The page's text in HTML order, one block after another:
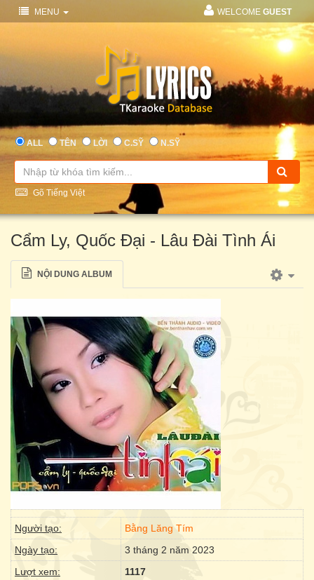
MENU WELCOME GUEST
ALL TÊN LỜI C.SỸ N.SỸ
Gõ Tiếng Việt
Cẩm Ly, Quốc Đại - Lâu Đài Tình Ái
NỘI DUNG ALBUM
Người tạo:
Bằng Lăng Tím
Ngày tạo:
3 tháng 2 năm 2023
Lượt xem:
1117